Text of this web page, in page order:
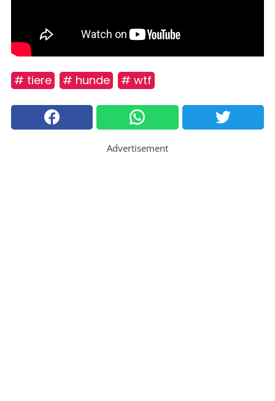
# tiere # hunde # wtf
Advertisement